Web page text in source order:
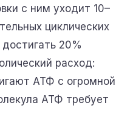
с ним уходит 10–
циклических
20%
расход:
АТФ с огромной
АТФ требует